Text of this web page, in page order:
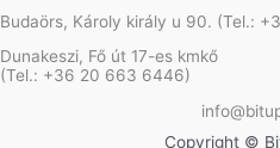
Budaörs, Károly király u 90. (Tel.:
Dunakeszi, Fő út 17-es kmkő
(Tel.: +36 20 663 6446)
Copyright ©